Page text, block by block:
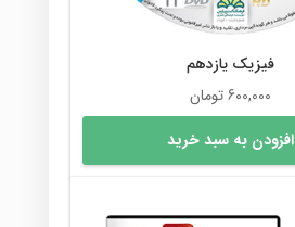
فیزیک یازدهم
600,000تومان
افزودن به سبد خرید